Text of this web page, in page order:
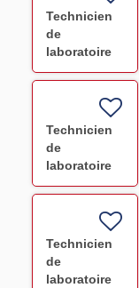
Technicien
de
laboratoire
(Institut
Roussy) F/H
Technicien
de
laboratoire
HLA F/H
Technicien
de
laboratoire